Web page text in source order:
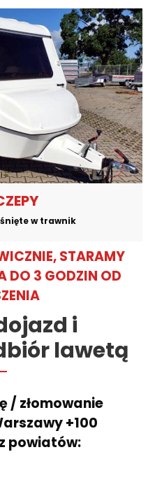
w trawnik
STARAMY
DO 3 GODZIN OD
i
lawetą
/ złomowanie
+100
powiatów: